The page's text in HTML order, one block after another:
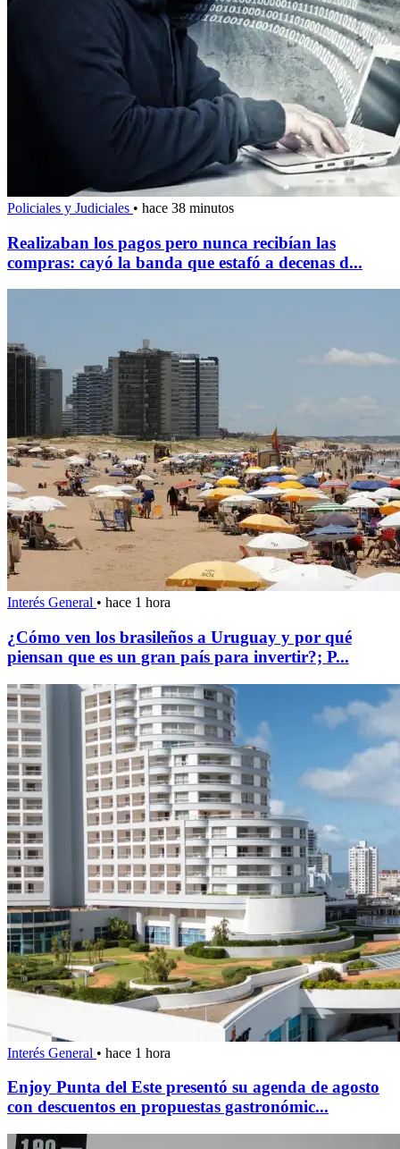
Policiales y Judiciales • hace 38 minutos
Realizaban los pagos pero nunca recibían las
compras: cayó la banda que estafó a decenas d...
Interés General • hace 1 hora
¿Cómo ven los brasileños a Uruguay y por qué
piensan que es un gran país para invertir?; P...
Interés General • hace 1 hora
Enjoy Punta del Este presentó su agenda de agosto
con descuentos en propuestas gastronómic...